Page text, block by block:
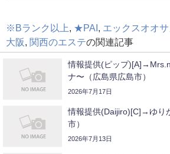
※Bランク以上 ★PAI エックスオオサ
大阪
関西のエステの関連記事
情報提供(ピップ
ナ〜（広島県広島市）
2026年7月17日
情報提供(Daijiro)[C]→ゆり
市）
2026年7月13日